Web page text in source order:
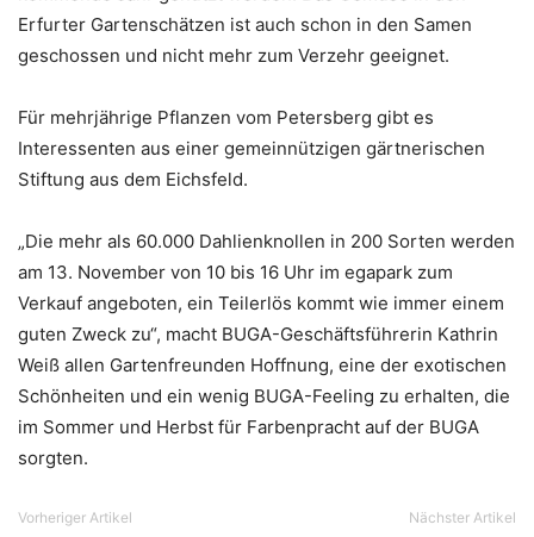
Erfurter Gartenschätzen ist auch schon in den Samen
geschossen und nicht mehr zum Verzehr geeignet.
Für mehrjährige Pflanzen vom Petersberg gibt es
Interessenten aus einer gemeinnützigen gärtnerischen
Stiftung aus dem Eichsfeld.
„Die mehr als 60.000 Dahlienknollen in 200 Sorten werden
am 13. November von 10 bis 16 Uhr im egapark zum
Verkauf angeboten, ein Teilerlös kommt wie immer einem
guten Zweck zu“, macht BUGA-Geschäftsführerin Kathrin
Weiß allen Gartenfreunden Hoffnung, eine der exotischen
Schönheiten und ein wenig BUGA-Feeling zu erhalten, die
im Sommer und Herbst für Farbenpracht auf der BUGA
sorgten.
Vorheriger Artikel Nächster Artikel